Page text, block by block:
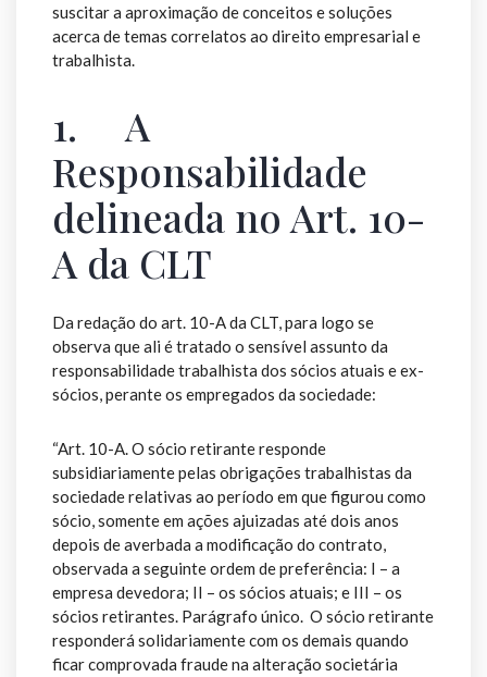
suscitar a aproximação de conceitos e soluções
acerca de temas correlatos ao direito empresarial e
trabalhista.
1. A
Responsabilidade
delineada no Art. 10-
A da CLT
Da redação do art. 10-A da CLT, para logo se
observa que ali é tratado o sensível assunto da
responsabilidade trabalhista dos sócios atuais e ex-
sócios, perante os empregados da sociedade:
“Art. 10-A. O sócio retirante responde
subsidiariamente pelas obrigações trabalhistas da
sociedade relativas ao período em que figurou como
sócio, somente em ações ajuizadas até dois anos
depois de averbada a modificação do contrato,
observada a seguinte ordem de preferência: I – a
empresa devedora; II – os sócios atuais; e III – os
sócios retirantes. Parágrafo único. O sócio retirante
responderá solidariamente com os demais quando
ficar comprovada fraude na alteração societária